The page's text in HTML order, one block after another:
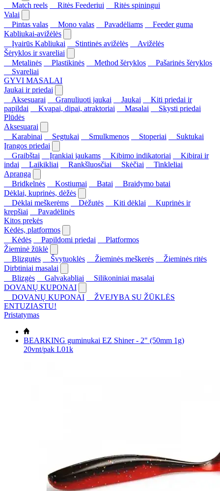
Match reels
Ritės Feederiui
Ritės spiningui
Valai
Pintas valas
Mono valas Pavadėliams
Feeder guma
Kabliukai-avižėlės
Įvairūs Kabliukai
Stintinės avižėlės
Avižėlės
Šėryklos ir svareliai
Metalinės
Plastikinės Method šėryklos
Pašarinės šėryklos
Svareliai
GYVI MASALAI
Jaukai ir priedai
Aksesuarai
Granuliuoti jaukai Jaukai
Kiti priedai ir
papildai
Kvapai, dipai, atraktoriai Masalai
Skysti priedai
Plūdės
Aksesuarai
Karabinai
Segtukai Smulkmenos Stoperiai
Suktukai
Įrangos priedai
Graibštai
Įrankiai jaukams Kibimo indikatoriai
Kibirai ir
indai
Laikikliai Rankšluosčiai Skėčiai
Tinkleliai
Apranga
Bridkelnės
Kostiumai Batai
Braidymo batai
Dėklai, kuprinės, dėžės
Dėklai meškerėms
Dėžutės Kiti dėklai
Kuprinės ir
krepšiai
Pavadėlinės
Kitos prekės
Kėdės, platformos
Kėdės
Papildomi priedai
Platformos
Žieminė žūklė
Blizgutės
Švytuoklės Žieminės meškerės
Žieminės ritės
Dirbtiniai masalai
Blizgės
Galvakabliai
Silikoniniai masalai
DOVANŲ KUPONAI
DOVANŲ KUPONAI
ŽVEJYBA SU ŽŪKLĖS
ENTUZIASTU!
Pristatymas
BEARKING guminukai EZ Shiner - 2" (50mm 1g)
20vnt/pak L01k